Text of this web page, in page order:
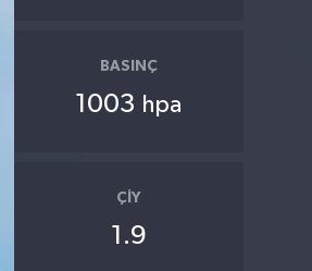
BASINÇ
1003 hpa
ÇIY
1.9